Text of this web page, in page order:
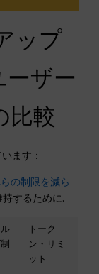
ップ
ーザー
比較
ます：
の制限を減ら
するために.
トーク
ン・リミ
ット